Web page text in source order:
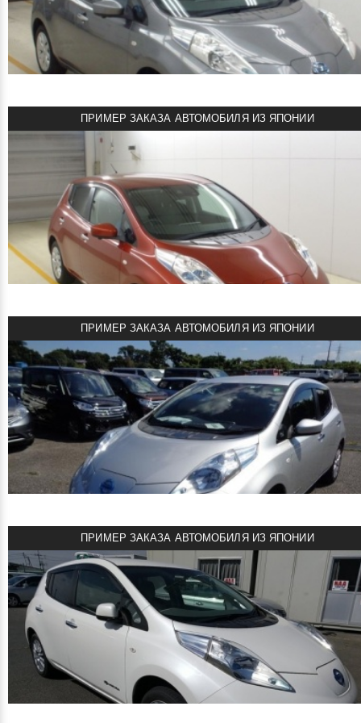
NISSAN LEAF 2015
Автомобиль под заказ!
Nissan Osaka 4 BB
Объем двигателя: Электромотор
Пробег: 31000 км
Комплектация: G
смотреть подробнее
Цена: 898000 руб
NISSAN LEAF 30 KWH 2016
Автомобиль под заказ!
NAA Osaka 4 CC
Объем двигателя: Электромотор
Пробег: 64000 км
Комплектация: X
смотреть подробнее
ПРИМЕР ЗАКАЗА АВТОМОБИЛЯ ИЗ ЯПОНИИ
Цена: 892000 руб
NISSAN LEAF 30 KWH 2016
Автомобиль под заказ!
NAA Nagoya 4 CC
Объем двигателя: Электромотор
Пробег: 73000 км
Комплектация: X
смотреть подробнее
ПРИМЕР ЗАКАЗА АВТОМОБИЛЯ ИЗ ЯПОНИИ
Цена: 854000 руб
NISSAN LEAF 30 KWH 2016
Автомобиль под заказ!
NPS Tokyo Nyusatsu 3.5 CC
Объем двигателя: Электромотор
ПРИМЕР ЗАКАЗА АВТОМОБИЛЯ ИЗ ЯПОНИИ